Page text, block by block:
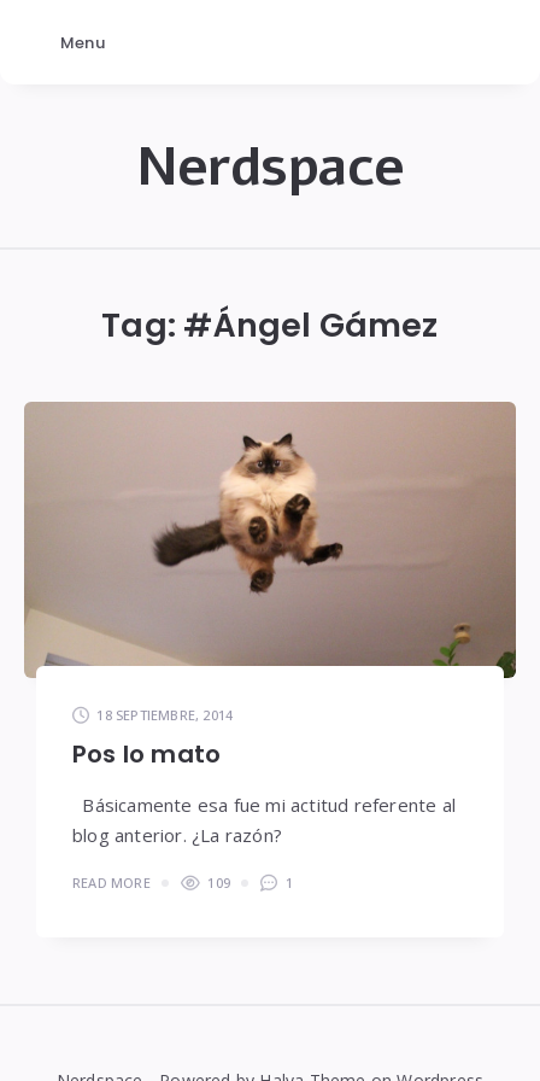
Nerdspace
Tag: #Ángel Gámez
18 SEPTIEMBRE, 2014
Pos lo mato
Básicamente esa fue mi actitud referente al
blog anterior. ¿La razón?
READ MORE 109 1
Menu